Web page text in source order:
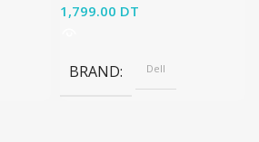
1,799.00 DT
BRAND Dell